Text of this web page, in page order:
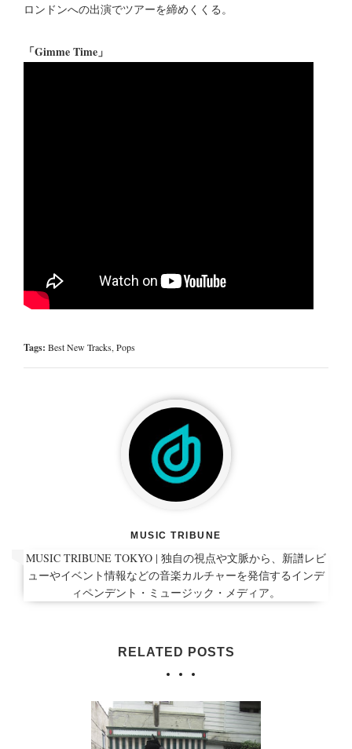
ロンドンへの出演でツアーを締めくくる。
「Gimme Time」
Tags: Best New Tracks, Pops
MUSIC TRIBUNE
MUSIC TRIBUNE TOKYO | 独自の視点や文脈から、新譜レビ
ューやイベント情報などの音楽カルチャーを発信するインデ
ィペンデント・ミュージック・メディア。
RELATED POSTS